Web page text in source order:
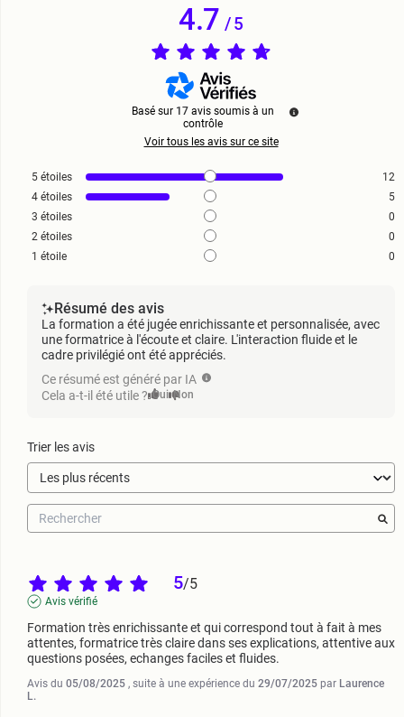
4.7/5
Basé sur 17 avis soumis à un
contrôle
Voir tous les avis sur ce site
5 étoiles
12
4 étoiles
5
3 étoiles
0
2 étoiles
0
1 étoile 0
Résumé des avis
La formation a été jugée enrichissante et personnalisée, avec
une formatrice à l'écoute et claire. L'interaction fluide et le
cadre privilégié ont été appréciés.
Ce résumé est généré par IA
Cela a-t-il été utile ? Oui Non
Trier les avis
5/5
Avis vérifié
Formation très enrichissante et qui correspond tout à fait à mes
attentes, formatrice très claire dans ses explications, attentive aux
questions posées, echanges faciles et fluides.
Avis du 05/08/2025 , suite à une expérience du 29/07/2025 par Laurence
L.